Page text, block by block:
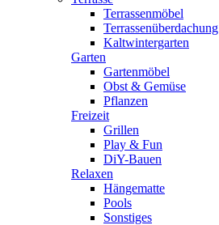
Terrassenmöbel
Terrassenüberdachung
Kaltwintergarten
Garten
Gartenmöbel
Obst & Gemüse
Pflanzen
Freizeit
Grillen
Play & Fun
DiY-Bauen
Relaxen
Hängematte
Pools
Sonstiges